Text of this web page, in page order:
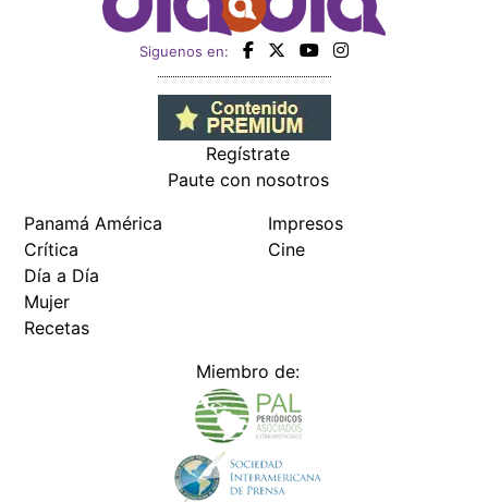
Siguenos en:
Regístrate
Paute con nosotros
Panamá América
Crítica
Día a Día
Mujer
Recetas
Impresos
Cine
Miembro de: